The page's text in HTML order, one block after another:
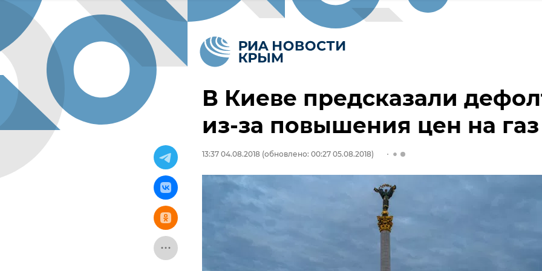
В Киеве предсказали
из-за повышения цен на газ
13:37 04.08.2018 (обновлено: 00:27 05.08.2018)